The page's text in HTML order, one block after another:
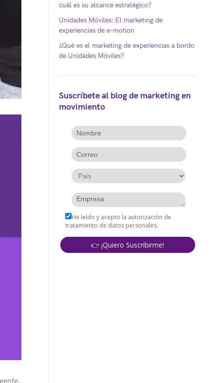
cuál es su alcance estratégico?
Unidades Móviles: El marketing de
experiencias de e-motion
¿Qué es el marketing de experiencias a bordo
de Unidades Móviles?
Suscríbete al blog de marketing en
movimiento